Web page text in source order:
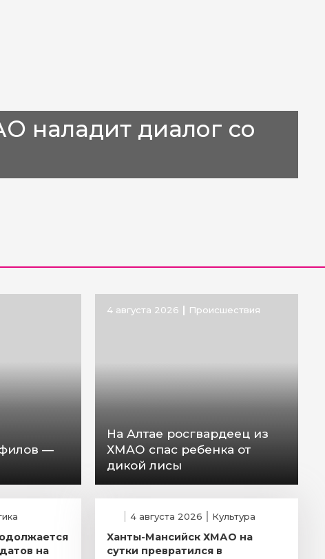
наладит диалог со
—
4 августа 2026 Происшествия
На Алтае росгвардеец из
ХМАО спас ребенка от
дикой лисы
на
4 августа 2026 Культура
Ханты-Мансийск ХМАО на
сутки превратился в